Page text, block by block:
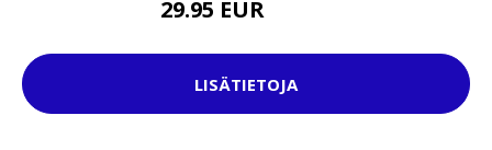
29.95 EUR
LISÄTIETOJA